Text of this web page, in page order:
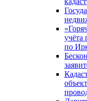
учёта
по